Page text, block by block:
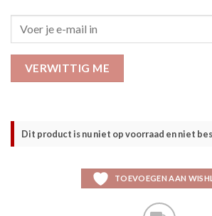
VERWITTIG ME
Dit product is nu niet op voorraad en niet
TOEVOEGEN AAN